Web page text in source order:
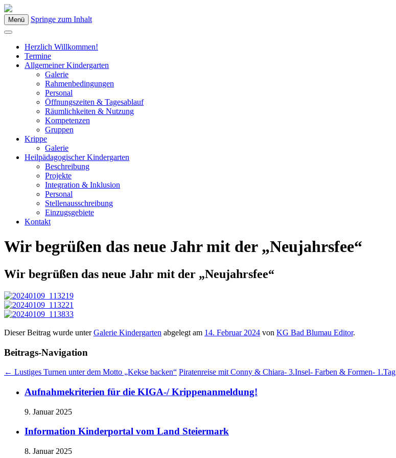
Kindergarten Bad Blumau
Menü Springe zum Inhalt
Herzlich Willkommen!
Termine
Allgemeiner Kindergarten
Galerie
Rahmenbedingungen
Personal
Öffnungszeiten & Tagesablauf
Räumlichkeiten & Nutzung
Kompetenzen
Gruppen
Krippe
Galerie
Heilpädagogischer Kindergarten
Beschreibung
Projekte
Integration & Inklusion
Personal
Stellenausschreibung
Einzugsgebiete
Kontakt
Wir begrüßen das neue Jahr mit der „Neujahrsfee“
Wir begrüßen das neue Jahr mit der „Neujahrsfee“
Dieser Beitrag wurde unterGalerie Kindergarten abgelegt am 14. Februar 2024 von KG Bad Blumau Editor.
Beitrags-Navigation
← Lustiges Turnen unter dem Motto „Kekse backen“ Piratenreise mit Conny & Chiara- 3.Insel- Farben & Formen- 1.Tag
Aufnahmekriterien für die KIGA-/ Krippenanmeldung!
9. Januar 2025
Information Kinderportal vom Land Steiermark
8. Januar 2025